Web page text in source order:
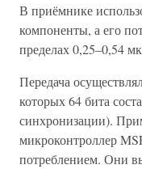
В приёмнике
компоненты, а его
пределах 0,25–0,54
Передача
которых 64 бита
синхронизации).
микроконтроллер
потреблением. Они